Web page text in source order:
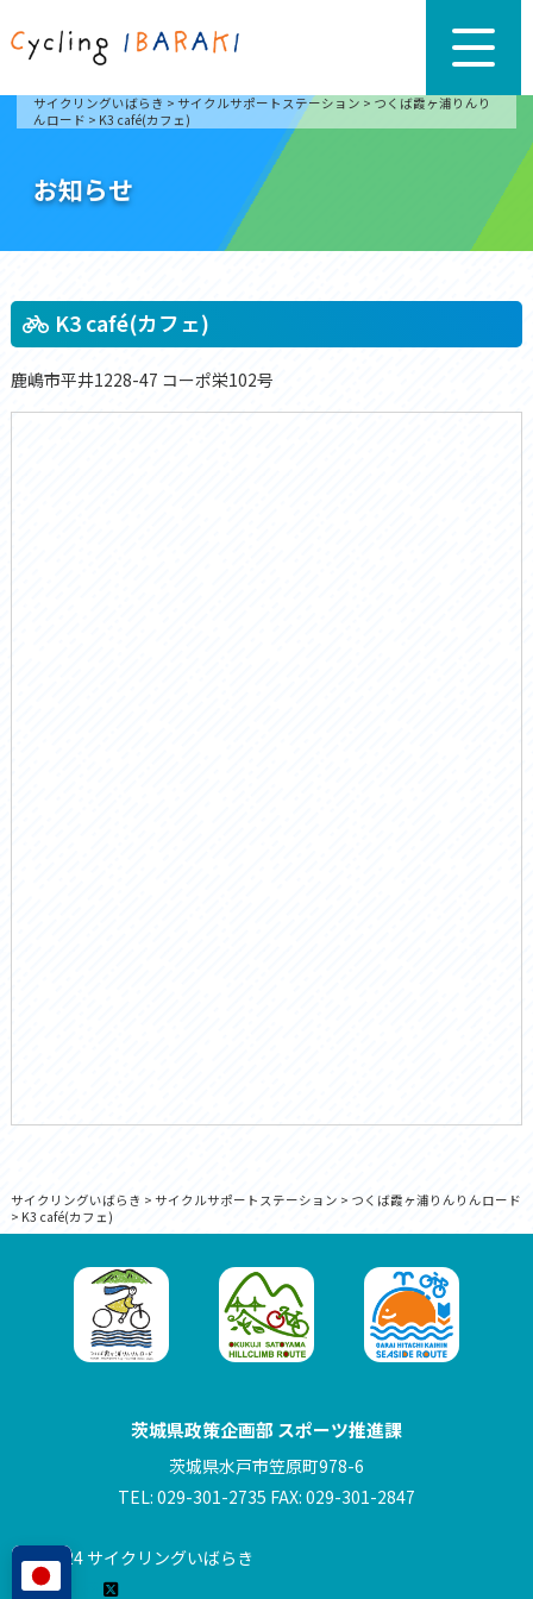
サイクリングいばらき > サイクルサポートステーション > つくば霞ヶ浦りんり
んロード > K3 café(カフェ)
お知らせ
K3 café(カフェ)
鹿嶋市平井1228-47 コーポ栄102号
サイクリングいばらき > サイクルサポートステーション > つくば霞ヶ浦りんりんロード
> K3 café(カフェ)
茨城県政策企画部 スポーツ推進課
茨城県水戸市笠原町978-6
TEL: 029-301-2735 FAX: 029-301-2847
© 2024 サイクリングいばらき